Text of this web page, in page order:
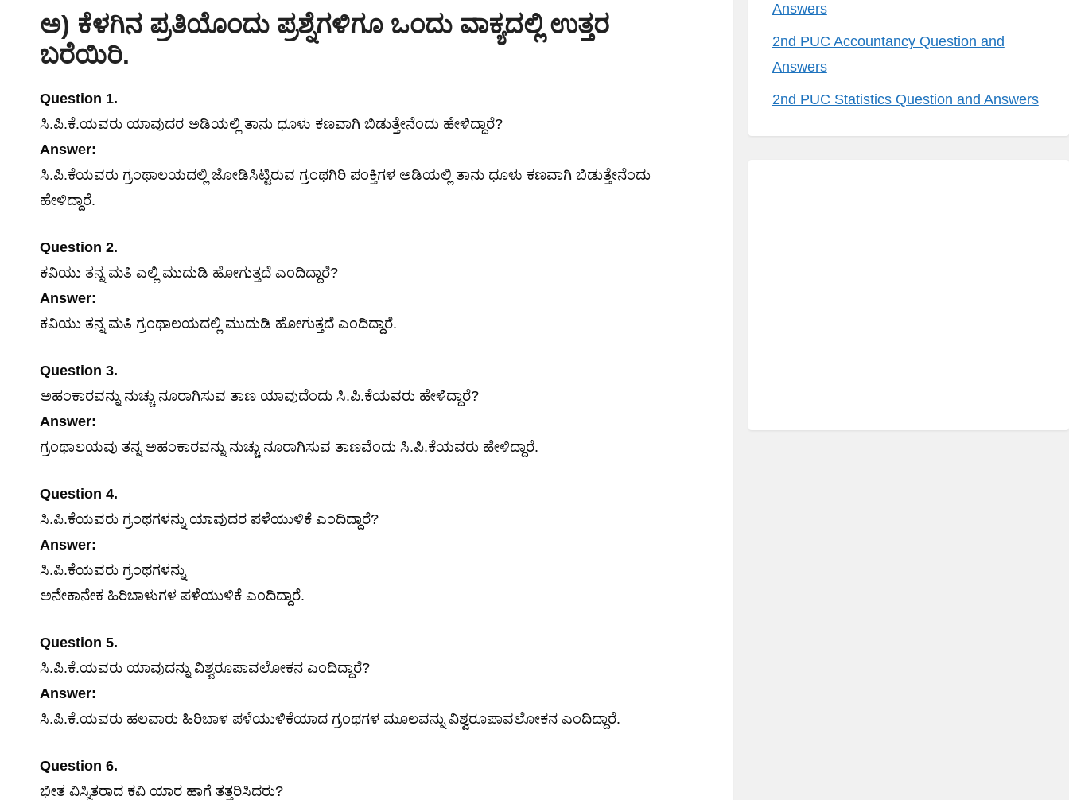
ಅ) ಕೆಳಗಿನ ಪ್ರತಿಯೊಂದು ಪ್ರಶ್ನೆಗಳಿಗೂ ಒಂದು ವಾಕ್ಯದಲ್ಲಿ ಉತ್ತರ
ಬರೆಯಿರಿ.
Question 1.
ಸಿ.ಪಿ.ಕೆ.ಯವರು ಯಾವುದರ ಅಡಿಯಲ್ಲಿ ತಾನು ಧೂಳು ಕಣವಾಗಿ ಬಿಡುತ್ತೇನೆಂದು ಹೇಳಿದ್ದಾರೆ?
Answer:
ಸಿ.ಪಿ.ಕೆಯವರು ಗ್ರಂಥಾಲಯದಲ್ಲಿ ಜೋಡಿಸಿಟ್ಟಿರುವ ಗ್ರಂಥಗಿರಿ ಪಂಕ್ತಿಗಳ ಅಡಿಯಲ್ಲಿ ತಾನು ಧೂಳು ಕಣವಾಗಿ ಬಿಡುತ್ತೇನೆಂದು
ಹೇಳಿದ್ದಾರೆ.
Question 2.
ಕವಿಯು ತನ್ನ ಮತಿ ಎಲ್ಲಿ ಮುದುಡಿ ಹೋಗುತ್ತದೆ ಎಂದಿದ್ದಾರೆ?
Answer:
ಕವಿಯು ತನ್ನ ಮತಿ ಗ್ರಂಥಾಲಯದಲ್ಲಿ ಮುದುಡಿ ಹೋಗುತ್ತದೆ ಎಂದಿದ್ದಾರೆ.
Question 3.
ಅಹಂಕಾರವನ್ನು ನುಚ್ಚು ನೂರಾಗಿಸುವ ತಾಣ ಯಾವುದೆಂದು ಸಿ.ಪಿ.ಕೆಯವರು ಹೇಳಿದ್ದಾರೆ?
Answer:
ಗ್ರಂಥಾಲಯವು ತನ್ನ ಅಹಂಕಾರವನ್ನು ನುಚ್ಚು ನೂರಾಗಿಸುವ ತಾಣವೆಂದು ಸಿ.ಪಿ.ಕೆಯವರು ಹೇಳಿದ್ದಾರೆ.
Question 4.
ಸಿ.ಪಿ.ಕೆಯವರು ಗ್ರಂಥಗಳನ್ನು ಯಾವುದರ ಪಳೆಯುಳಿಕೆ ಎಂದಿದ್ದಾರೆ?
Answer:
ಸಿ.ಪಿ.ಕೆಯವರು ಗ್ರಂಥಗಳನ್ನು
ಅನೇಕಾನೇಕ ಹಿರಿಬಾಳುಗಳ ಪಳೆಯುಳಿಕೆ ಎಂದಿದ್ದಾರೆ.
Question 5.
ಸಿ.ಪಿ.ಕೆ.ಯವರು ಯಾವುದನ್ನು ವಿಶ್ವರೂಪಾವಲೋಕನ ಎಂದಿದ್ದಾರೆ?
Answer:
ಸಿ.ಪಿ.ಕೆ.ಯವರು ಹಲವಾರು ಹಿರಿಬಾಳ ಪಳೆಯುಳಿಕೆಯಾದ ಗ್ರಂಥಗಳ ಮೂಲವನ್ನು ವಿಶ್ವರೂಪಾವಲೋಕನ ಎಂದಿದ್ದಾರೆ.
Question 6.
ಭೀತ ವಿಸ್ಮಿತರಾದ ಕವಿ ಯಾರ ಹಾಗೆ ತತ್ತರಿಸಿದರು?
Answers
2nd PUC Accountancy Question and
Answers
2nd PUC Statistics Question and Answers